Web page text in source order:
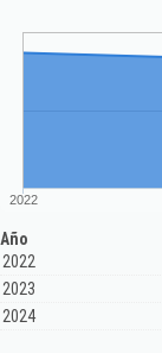
2022
Año
2022
2023
2024